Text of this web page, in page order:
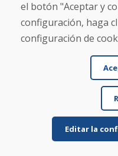
Jürgen Reinhard ,
★ ★★★★
Pedimos un par de
en cuatro días
el botón "Aceptar y
configuración, haga
configuración de
Editar la